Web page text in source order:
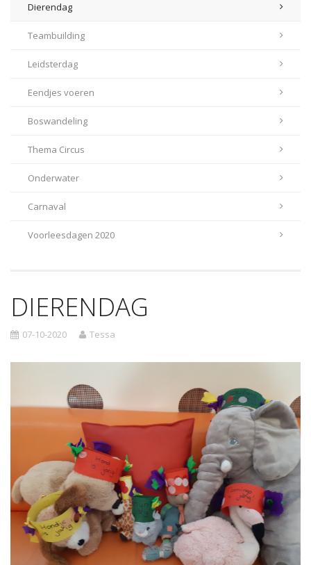
Dierendag
Teambuilding
Leidsterdag
Eendjes voeren
Boswandeling
Thema Circus
Onderwater
Carnaval
Voorleesdagen 2020
DIERENDAG
07-10-2020 Tessa